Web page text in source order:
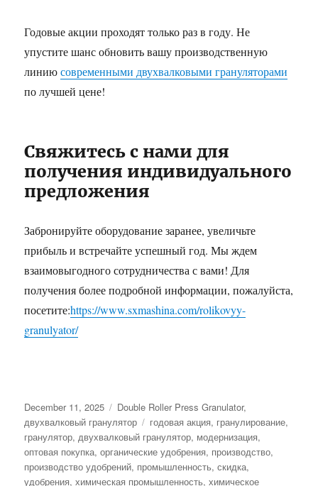
Годовые акции проходят только раз в году. Не
упустите шанс обновить вашу производственную
линиюсовременными двухвалковыми грануляторами
по лучшей цене!
Свяжитесь с нами для
получения индивидуального
предложения
Забронируйте оборудование заранее, увеличьте
прибыль и встречайте успешный год. Мы ждем
взаимовыгодного сотрудничества с вами! Для
получения более подробной информации, пожалуйста,
посетите:https://www.sxmashina.com/rolikovyy-
granulyator/
Posted
on
December 11, 2025 Categories
Double Roller Press Granulator,
двухвалковый гранулятор
Tags
годовая акция, гранулирование,
гранулятор,двухвалковый гранулятор, модернизация,
оптовая покупка,органические удобрения, производство,
производство удобрений, промышленность,скидка,
удобрения,химическая промышленность,химическое